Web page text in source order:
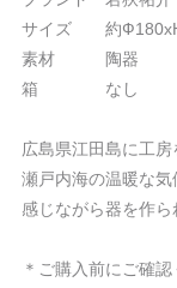
サイズ 約
素材 陶器
箱 なし
広島県江田島に工房
瀬戸内海の温暖な
感じながら器を作ら
＊ご購入前にご確